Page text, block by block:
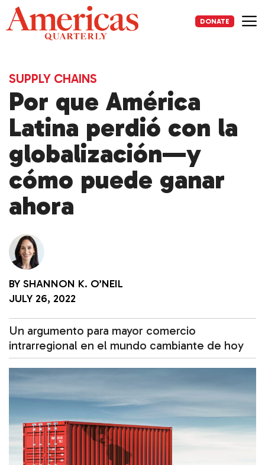
Skip
to
content
DONATE
SUPPLY CHAINS
Por que América
Latina perdió con la
globalización—y
cómo puede ganar
ahora
BY SHANNON K. O’NEIL
JULY 26, 2022
Un argumento para mayor comercio
intrarregional en el mundo cambiante de hoy